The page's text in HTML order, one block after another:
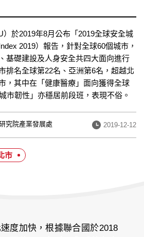
於2019年8月公布「2019全球安全城
2019）報告，針對全球60個城市，
基礎建設及人身安全共四大面向進行
排名全球第22名、亞洲第6名，超越北
，其中在「健康醫療」面向獲得全球
市韌性」亦穩居前段班，表現不俗。
究院產業發展處
發
布
2019-12-12
市
度加快，根據聯合國於2018